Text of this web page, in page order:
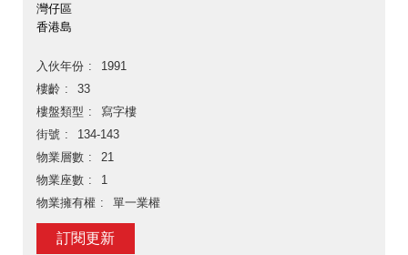
灣仔區
香港島
入伙年份
1991
樓齡
33
樓盤類型
寫字樓
街號
134-143
物業層數
21
物業座數
1
物業擁有權
單一業權
訂閱更新